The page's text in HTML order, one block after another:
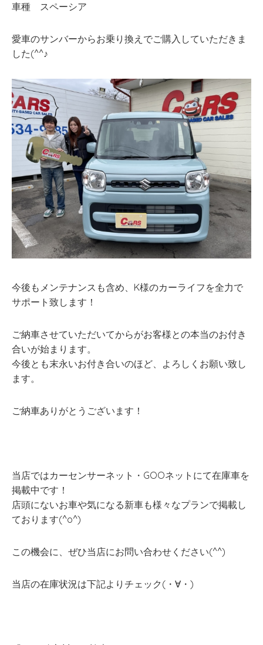
車種 スペーシア
愛車のサンバーからお乗り換えでご購入していただきま
した(^^♪
今後もメンテナンスも含め、K様のカーライフを全力で
サポート致します！
ご納車させていただいてからがお客様との本当のお付き
合いが始まります。
今後とも末永いお付き合いのほど、よろしくお願い致し
ます。
ご納車ありがとうございます！
当店ではカーセンサーネット・GOOネットにて在庫車を
掲載中です！
店頭にないお車や気になる新車も様々なプランで掲載し
ております(^o^)
この機会に、ぜひ当店にお問い合わせください(^^)
当店の在庫状況は下記よりチェック(・∀・)